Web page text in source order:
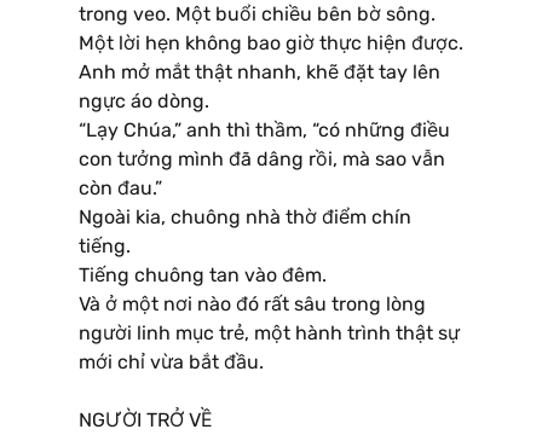
trong veo. Một buổi chiều bên bờ sông.
Một lời hẹn không bao giờ thực hiện được.
Anh mở mắt thật nhanh, khẽ đặt tay lên
ngực áo dòng.
“Lạy Chúa,” anh thì thầm, “có những điều
con tưởng mình đã dâng rồi, mà sao vẫn
còn đau.”
Ngoài kia, chuông nhà thờ điểm chín
tiếng.
Tiếng chuông tan vào đêm.
Và ở một nơi nào đó rất sâu trong lòng
người linh mục trẻ, một hành trình thật sự
mới chỉ vừa bắt đầu.
NGƯỜI TRỞ VỀ